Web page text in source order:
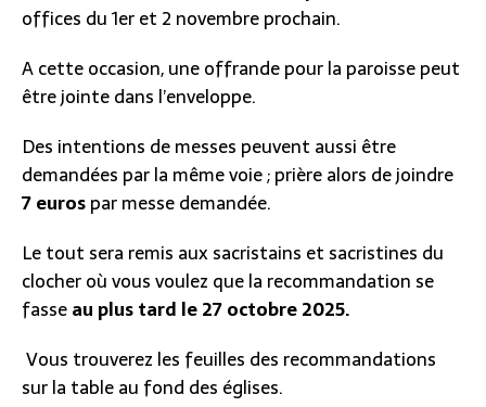
offices du 1er et 2 novembre prochain.
A cette occasion, une offrande pour la paroisse peut
être jointe dans l’enveloppe.
Des intentions de messes peuvent aussi être
demandées par la même voie ; prière alors de joindre
7 eurospar messe demandée.
Le tout sera remis aux sacristains et sacristines du
clocher où vous voulez que la recommandation se
fasseau plus tard le 27 octobre2025.
Vous trouverez les feuilles des recommandations
sur la table au fond des églises.